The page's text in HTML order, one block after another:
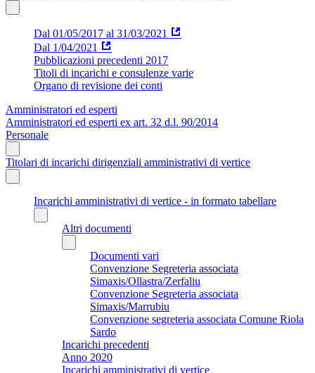
Dal 01/05/2017 al 31/03/2021
Dal 1/04/2021
Pubblicazioni precedenti 2017
Titoli di incarichi e consulenze varie
Organo di revisione dei conti
Amministratori ed esperti
Amministratori ed esperti ex art. 32 d.l. 90/2014
Personale
Titolari di incarichi dirigenziali amministrativi di vertice
Incarichi amministrativi di vertice - in formato tabellare
Altri documenti
Documenti vari
Convenzione Segreteria associata
Simaxis/Ollastra/Zerfaliu
Convenzione Segreteria associata
Simaxis/Marrubiu
Convenzione segreteria associata Comune Riola
Sardo
Incarichi precedenti
Anno 2020
Incarichi amministrativi di vertice